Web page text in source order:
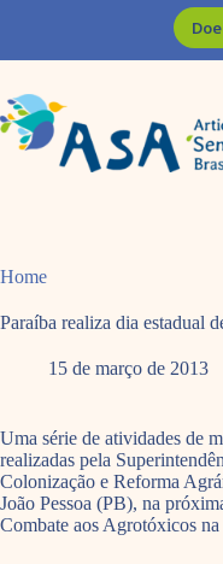
Home
Paraíba realiza dia estadual
15 de março de 2013
Uma série de atividades de
realizadas pela
Colonização e Reforma
João Pessoa (PB), na
Combate aos Agrotóxicos na